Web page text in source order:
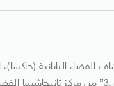
الفضاء اليابانية (جاكسا)،